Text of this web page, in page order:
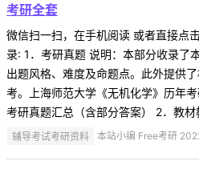
考研全套
微信扫一扫，在手机阅读 或者直接点
录: 1．考研真题 说明：本部分收录了
出题风格、难度及命题点。此外提供
考。上海师范大学《无机化学》历年
考研真题汇总（含部分答案） 2．教材
辅导考试考研资料 本站小编 Free考研